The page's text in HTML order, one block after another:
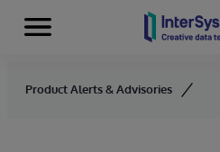
Skip to content
Menu
Product Alerts & Advisories